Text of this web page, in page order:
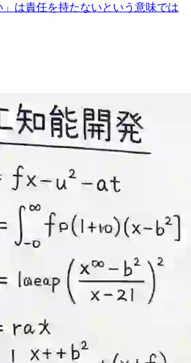
」は責任を持たないという意味では